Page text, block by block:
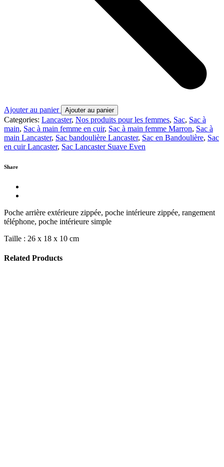
Ajouter au panier Ajouter au panier
Categories: Lancaster, Nos produits pour les femmes, Sac, Sac à
main, Sac à main femme en cuir, Sac à main femme Marron, Sac à
main Lancaster, Sac bandoulière Lancaster, Sac en Bandoulière, Sac
en cuir Lancaster, Sac Lancaster Suave Even
Share
Poche arrière extérieure zippée, poche intérieure zippée, rangement
téléphone, poche intérieure simple
Taille : 26 x 18 x 10 cm
Related Products